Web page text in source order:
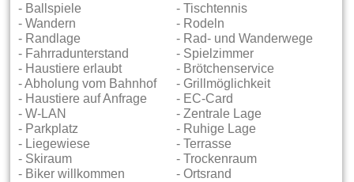
- Ballspiele
- Tischtennis
- Wandern
- Rodeln
- Randlage
- Rad- und Wanderwege
- Fahrradunterstand
- Spielzimmer
- Haustiere erlaubt
- Brötchenservice
- Abholung vom Bahnhof
- Grillmöglichkeit
- Haustiere auf Anfrage
- EC-Card
- W-LAN
- Zentrale Lage
- Parkplatz
- Ruhige Lage
- Liegewiese
- Terrasse
- Skiraum
- Trockenraum
- Biker willkommen
- Ortsrand